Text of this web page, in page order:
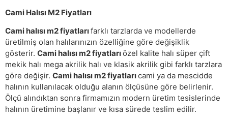
Cami Halısı M2 Fiyatları
Cami halısı m2 fiyatlarıfarklı tarzlarda ve modellerde
üretilmiş olan halılarınızın özelliğine göre değişiklik
gösterir. Cami halısı m2 fiyatlarıözel kalite halı süper çift
mekik halı mega akrilik halı ve klasik akrilik gibi farklı tarzlara
göre değişir. Cami halısı m2 fiyatlarıcami ya da mescidde
halının kullanılacak olduğu alanın ölçüsüne göre belirlenir.
Ölçü alındıktan sonra firmamızın modern üretim tesislerinde
halının üretimine başlanır ve kısa sürede teslim edilir.